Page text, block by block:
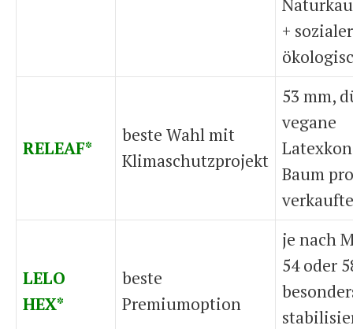
+
RELEAF*
beste Wahl mit
Klimaschutzprojekt
53 mm,
vegane
Baum pro
LELO
HEX*
beste
Premiumoption
je nach
54 oder